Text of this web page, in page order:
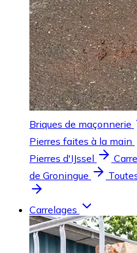
Briques de maçonnerie
Pierres faites à la main
Pierres d'IJssel
de Groningue
Carrelages